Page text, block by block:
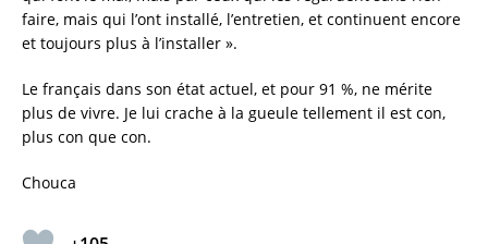
faire, mais qui l’ont installé, l’entretien, et continuent encore
et toujours plus à l’installer ».
Le français dans son état actuel, et pour 91 %, ne mérite
plus de vivre. Je lui crache à la gueule tellement il est con,
plus con que con.
Chouca